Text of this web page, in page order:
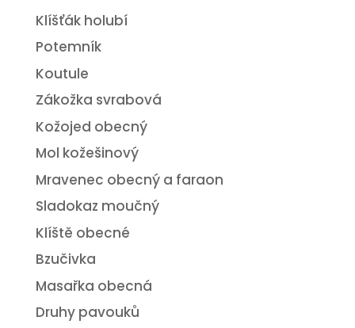
Klíšťák holubí
Potemník
Koutule
Zákožka svrabová
Kožojed obecný
Mol kožešinový
Mravenec obecný a faraon
Sladokaz moučný
Klíště obecné
Bzučivka
Masařka obecná
Druhy pavouků